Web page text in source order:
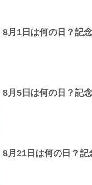
8月1日は何の日？記
8月5日は何の日？記
8月21日は何の日？